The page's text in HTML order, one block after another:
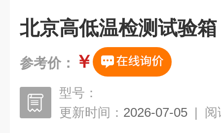
北京高低温检测试验箱
参考价： ￥
型号：
更新时间： 2026-07-05 | 阅